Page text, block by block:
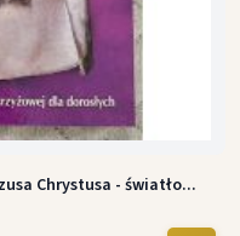
Chrystusa - światło...